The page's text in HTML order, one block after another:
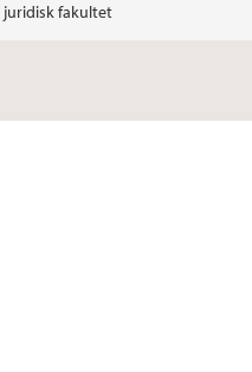
juridisk fakultet